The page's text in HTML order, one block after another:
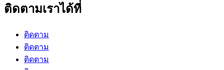
ติดตามเราได้ที่
ติดตาม
ติดตาม
ติดตาม